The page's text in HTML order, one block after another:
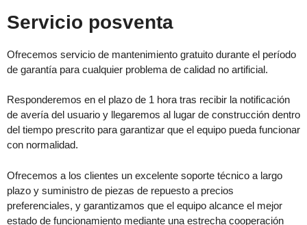
Servicio posventa
Ofrecemos servicio de mantenimiento gratuito durante el período
de garantía para cualquier problema de calidad no artificial.
Responderemos en el plazo de 1 hora tras recibir la notificación
de avería del usuario y llegaremos al lugar de construcción dentro
del tiempo prescrito para garantizar que el equipo pueda funcionar
con normalidad.
Ofrecemos a los clientes un excelente soporte técnico a largo
plazo y suministro de piezas de repuesto a precios
preferenciales, y garantizamos que el equipo alcance el mejor
estado de funcionamiento mediante una estrecha cooperación